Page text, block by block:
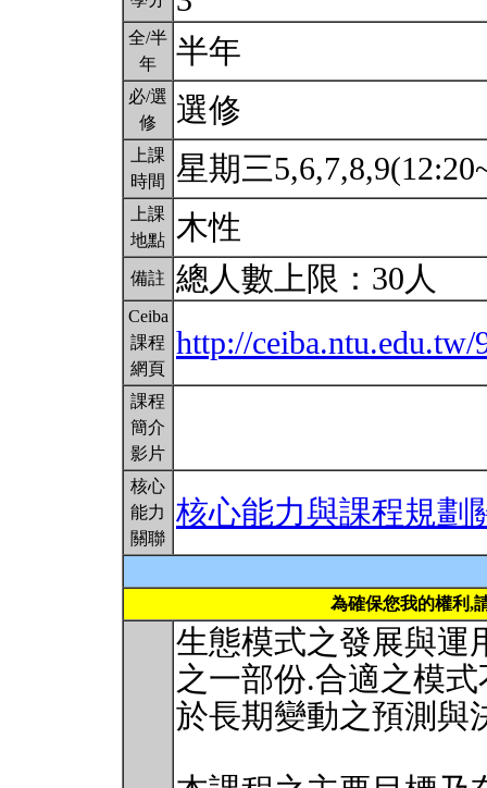
全/半
年
半年
必/選
修
選修
上課
時間
星期三
上課
地點 木性
備註 總人數上限：30人
Ceiba
課程
網頁
http://
課程
簡介
影片
核心
能力
關聯
核心能力與課程規劃
為確保您我的權利,
生態模式之發展與運
之一部份.合適之模
於長期變動之預測與